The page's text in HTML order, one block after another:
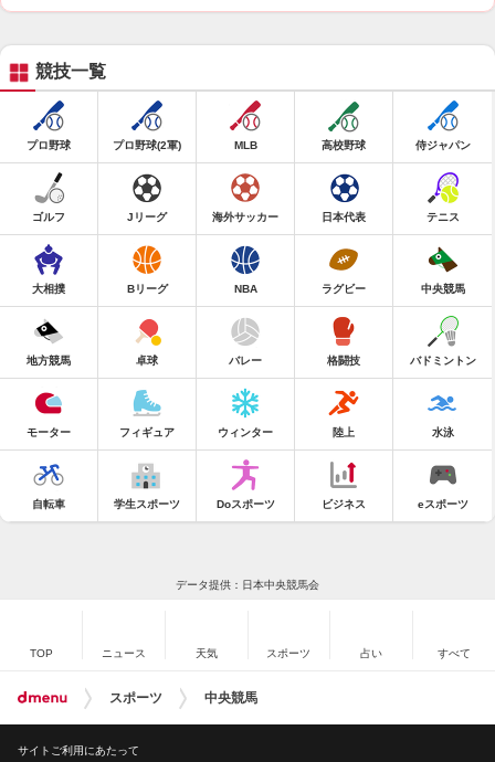
競技一覧
プロ野球 プロ野球(2軍) MLB 高校野球 侍ジャパン
ゴルフ Jリーグ 海外サッカー 日本代表 テニス
大相撲 Bリーグ NBA ラグビー 中央競馬
地方競馬 卓球 バレー 格闘技 バドミントン
モーター フィギュア ウィンター 陸上 水泳
自転車 学生スポーツ Doスポーツ ビジネス eスポーツ
データ提供：日本中央競馬会
TOP ニュース 天気 スポーツ 占い すべて
スポーツ 中央競馬
サイトご利用にあたって